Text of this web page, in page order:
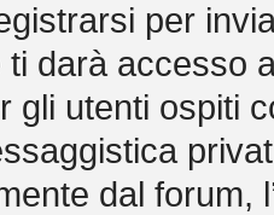
per
ti darà accesso
gli utenti ospiti
dal forum,